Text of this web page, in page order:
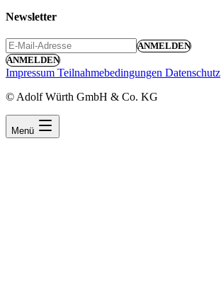
Newsletter
ANMELDEN
ANMELDEN
Impressum Teilnahmebedingungen Datenschutz
© Adolf Würth GmbH & Co. KG
Menü